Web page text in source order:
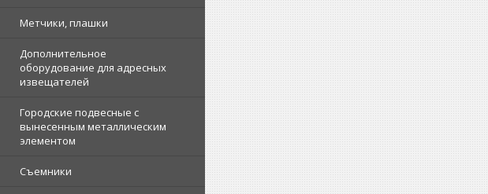
Метчики, плашки
Дополнительное
оборудование для адресных
извещателей
Городские подвесные с
вынесенным металлическим
элементом
Съемники